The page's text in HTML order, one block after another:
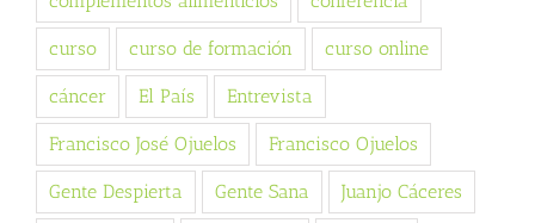
curso curso de formación curso online
cáncer El País Entrevista
Francisco José Ojuelos Francisco Ojuelos
Gente Despierta Gente Sana Juanjo Cáceres